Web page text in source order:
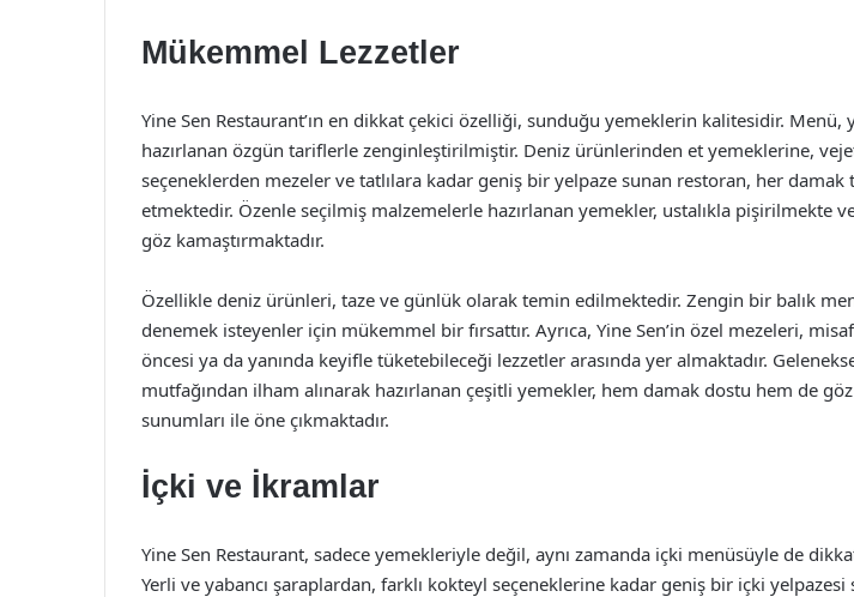
Mükemmel Lezzetler
Yine Sen Restaurant’ın en dikkat çekici özelliği, sunduğu yemeklerin kalitesidir. Menü,
hazırlanan özgün tariflerle zenginleştirilmiştir. Deniz ürünlerinden et yemeklerine,
seçeneklerden mezeler ve tatlılara kadar geniş bir yelpaze sunan restoran, her damak
etmektedir. Özenle seçilmiş malzemelerle hazırlanan yemekler, ustalıkla pişirilmekte
göz kamaştırmaktadır.
Özellikle deniz ürünleri, taze ve günlük olarak temin edilmektedir. Zengin bir balık
denemek isteyenler için mükemmel bir fırsattır. Ayrıca, Yine Sen’in özel mezeleri,
öncesi ya da yanında keyifle tüketebileceği lezzetler arasında yer almaktadır.
mutfağından ilham alınarak hazırlanan çeşitli yemekler, hem damak dostu hem de göz
sunumları ile öne çıkmaktadır.
İçki ve İkramlar
Yine Sen Restaurant, sadece yemekleriyle değil, aynı zamanda içki menüsüyle de
Yerli ve yabancı şaraplardan, farklı kokteyl seçeneklerine kadar geniş bir içki yelpazesi